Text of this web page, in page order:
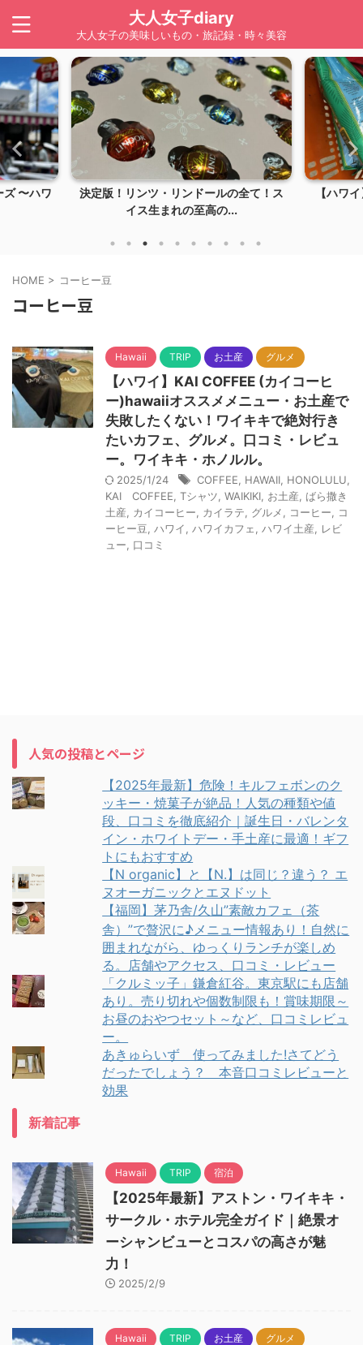
大人女子diary
大人女子の美味しいもの・旅記録・時々美容
〜ハワ
決定版！リンツ・リンドールの全て！ス
イス生まれの至高の...
【ハワ
HOME > コーヒー豆
コーヒー豆
Hawaii TRIP お土産 グルメ
【ハワイ】KAI COFFEE (カイコーヒ
ー)hawaiiオススメメニュー・お土産で
失敗したくない！ワイキキで絶対行き
たいカフェ、グルメ。口コミ・レビュ
ー。ワイキキ・ホノルル。
2025/1/24 COFFEE HAWAII HONOLULU
KAI COFFEE Tシャツ WAIKIKI お土産
ばら撒き
土産
カイコーヒー カイラテ グルメ コーヒー
コ
ーヒー豆 ハワイ ハワイカフェ ハワイ土産
レビ
ュー
口コミ
人気の投稿とページ
【2025年最新】危険！キルフェボンのク
ッキー・焼菓子が絶品！人気の種類や値
段、口コミを徹底紹介｜誕生日・バレンタ
イン・ホワイトデー・手土産に最適！ギフ
トにもおすすめ
【N organic】と【N.】は同じ？違う？ エ
ヌオーガニックとエヌドット
【福岡】茅乃舎/久山”素敵カフェ（茶
舎）”で贅沢に♪メニュー情報あり！自然に
囲まれながら、ゆっくりランチが楽しめ
る。店舗やアクセス、口コミ・レビュー
「クルミッ子」鎌倉紅谷。東京駅にも店舗
あり。売り切れや個数制限も！賞味期限～
お昼のおやつセット～など、口コミレビュ
ー。
あきゅらいず 使ってみました!さてどう
だったでしょう？ 本音口コミレビューと
効果
新着記事
Hawaii TRIP 宿泊
【2025年最新】アストン・ワイキキ・
サークル・ホテル完全ガイド｜絶景オ
ーシャンビューとコスパの高さが魅
力！
2025/2/9
Hawaii TRIP お土産 グルメ